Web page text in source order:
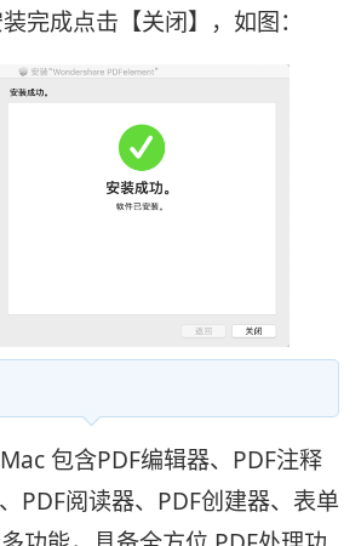
完成点击【关闭】，如图：
包含PDF编辑器、PDF注释
PDF阅读器、PDF创建器、表单